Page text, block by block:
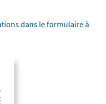
dans le formulaire à